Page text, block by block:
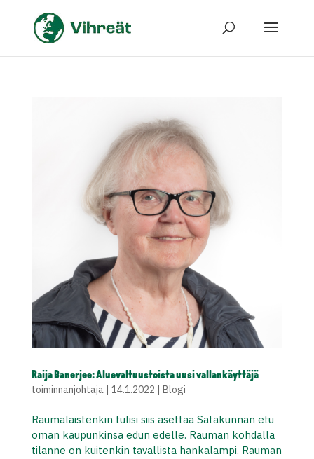
Raija Banerjee: Aluevaltuustoista uusi vallankäyttäjä
toiminnanjohtaja| 14.1.2022 Blogi
Raumalaistenkin tulisi siis asettaa Satakunnan etu
oman kaupunkinsa edun edelle. Rauman kohdalla
tilanne on kuitenkin tavallista hankalampi. Rauman